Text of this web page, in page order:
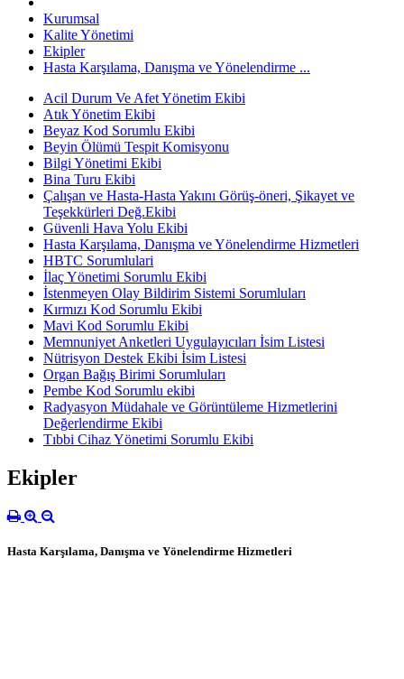
Kurumsal
Kalite Yönetimi
Ekipler
Hasta Karşılama, Danışma ve Yönelendirme ...
Acil Durum Ve Afet Yönetim Ekibi
Atık Yönetim Ekibi
Beyaz Kod Sorumlu Ekibi
Beyin Ölümü Tespit Komisyonu
Bilgi Yönetimi Ekibi
Bina Turu Ekibi
Çalışan ve Hasta-Hasta Yakını Görüş-öneri, Şikayet ve
Teşekkürleri Değ.Ekibi
Güvenli Hava Yolu Ekibi
Hasta Karşılama, Danışma ve Yönelendirme Hizmetleri
HBTC Sorumlulari
İlaç Yönetimi Sorumlu Ekibi
İstenmeyen Olay Bildirim Sistemi Sorumluları
Kırmızı Kod Sorumlu Ekibi
Mavi Kod Sorumlu Ekibi
Memnuniyet Anketleri Uygulayıcıları İsim Listesi
Nütrisyon Destek Ekibi İsim Listesi
Organ Bağış Birimi Sorumluları
Pembe Kod Sorumlu ekibi
Radyasyon Müdahale ve Görüntüleme Hizmetlerini
Değerlendirme Ekibi
Tıbbi Cihaz Yönetimi Sorumlu Ekibi
Ekipler
Hasta Karşılama, Danışma ve Yönelendirme Hizmetleri